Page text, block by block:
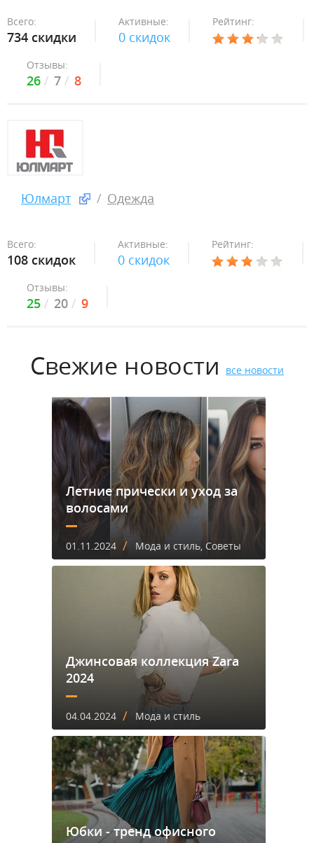
Всего:
734 скидки
Активные:
0 скидок
Рейтинг:
Отзывы:
26 7 8
Юлмарт Одежда
Всего:
108 скидок
Активные:
0 скидок
Рейтинг:
Отзывы:
25 20 9
Свежие новости все новости
Летние прически и уход за
волосами
01.11.2024 / Мода и стиль, Советы
Джинсовая коллекция Zara
2024
04.04.2024 / Мода и стиль
Юбки - тренд офисного